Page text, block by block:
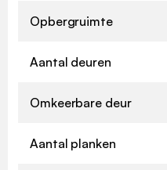
Opbergruimte
Aantal deuren
Omkeerbare deur
Aantal planken